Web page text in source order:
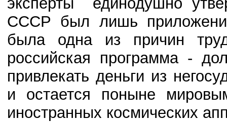
СССР был лишь
была одна из причин
российская программа -
привлекать деньги из
и остается поныне
иностранных космических